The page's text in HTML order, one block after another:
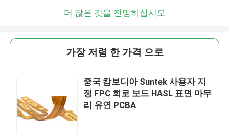
더 많은 것을 전망하십시오
가장 저렴 한 가격 으로
중국 캄보디아 Suntek 사용자 지
정 FPC 회로 보드 HASL 표면 마무
리 유연 PCBA